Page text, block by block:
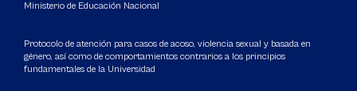
Ministerio de Educación Nacional
Protocolo de atención para casos de acoso, violencia sexual y basada en
género, así como de comportamientos contrarios a los principios
fundamentales de la Universidad